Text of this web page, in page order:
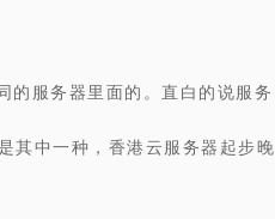
的服务器里面的。直白的说服务
其中一种，香港云服务器起步晚